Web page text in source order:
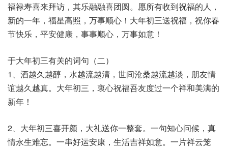
福禄寿喜来拜访，其乐融融喜团圆。愿所有收到祝福的人，
新的一年，福星高照，万事顺心！大年初三送祝福，祝你春
节快乐，平安健康，事事顺心，万事如意！
于大年初三有关的词句（二）
1、酒越久越醇，水越流越清，世间沧桑越流越淡，朋友情
谊越久越真。大年初三，衷心祝福吾友度过一个祥和美满的
新年！
2、大年初三喜开颜，大礼送你一整套。一句知心问候，真
情永生难忘。一串好运安康，生活吉祥如意。一片祥云笼